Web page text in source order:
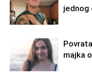
jednog
majka